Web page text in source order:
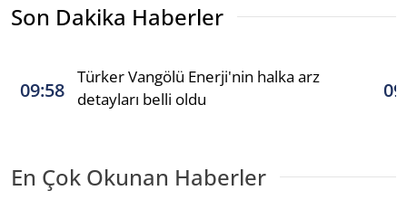
Son Dakika Haberler
09:58
Türker Vangölü Enerji'nin halka arz
detayları belli oldu
En Çok Okunan Haberler